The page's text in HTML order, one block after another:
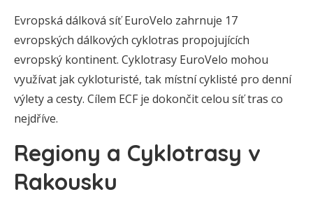
Evropská dálková síť EuroVelo zahrnuje 17
evropských dálkových cyklotras propojujících
evropský kontinent. Cyklotrasy EuroVelo mohou
využívat jak cykloturisté, tak místní cyklisté pro denní
výlety a cesty. Cílem ECF je dokončit celou síť tras co
nejdříve.
Regiony a Cyklotrasy v
Rakousku